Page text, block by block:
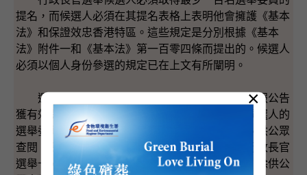
提名，而候選人必須在其提名表格上表明他會擁護《基本
法》和保證效忠香港特區。這些規定是分別根據《基本
法》附件一和《基本法》第一百零四條而提出的。候選人
必須以個人身份參選的規定已在上文有所闡明。
選舉主任必須在提名期結束之日後七日內藉憲報公告
獲有效提名的候選人的姓名，並一併公布提名該候選人的
選舉委員的姓名。公開提名候選人的人士的姓名以供公眾
查閱，是立法會和區議會選舉一貫的安排。鑑於行政長官
選舉十分重要，以及選舉須具透明度，故此建議，除供公
×